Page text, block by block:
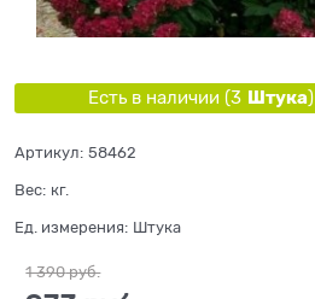
Есть в наличии (3 Штука)
Артикул: 58462
Вес: кг.
Ед. измерения: Штука
1 390 руб.